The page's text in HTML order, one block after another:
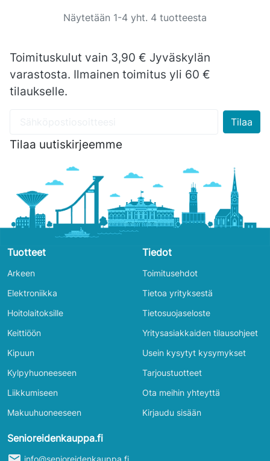
Näytetään 1-4 yht. 4 tuotteesta
Toimituskulut vain 3,90 € Jyväskylän
varastosta. Ilmainen toimitus yli 60 €
tilaukselle.
Tilaa uutiskirjeemme
Tuotteet
Arkeen
Elektroniikka
Hoitolaitoksille
Keittiöön
Kipuun
Kylpyhuoneeseen
Liikkumiseen
Makuuhuoneeseen
Tiedot
Toimitusehdot
Tietoa yrityksestä
Tietosuojaseloste
Yritysasiakkaiden tilausohjeet
Usein kysytyt kysymykset
Tarjoustuotteet
Ota meihin yhteyttä
Kirjaudu sisään
Senioreidenkauppa.fi